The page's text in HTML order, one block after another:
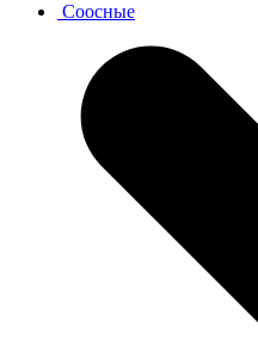
Соосные